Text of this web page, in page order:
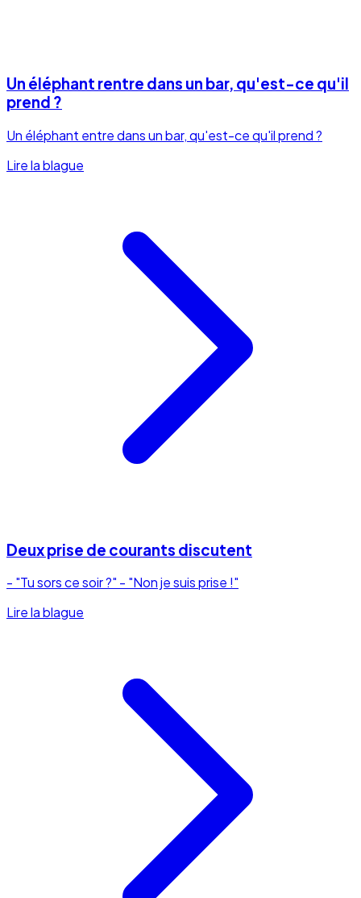
Un éléphant rentre dans un bar, qu'est-ce qu'il
prend ?
Un éléphant entre dans un bar, qu'est-ce qu'il prend ?
Lire la blague
Deux prise de courants discutent
- "Tu sors ce soir ?" - "Non je suis prise !"
Lire la blague